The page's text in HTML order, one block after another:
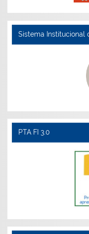
Sistema Institucional
PTA FI 3.0